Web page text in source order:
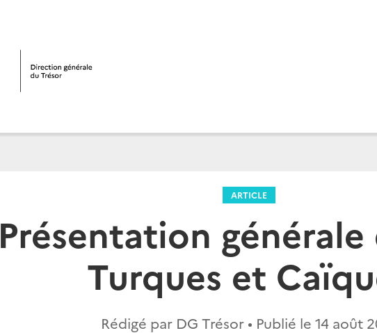
ARTICLE
Présentation générale
Turques et
Rédigé par DG Trésor • Publié le 14 août